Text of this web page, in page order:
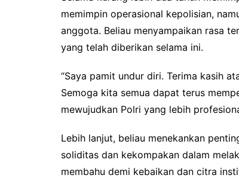
memimpin operasional kepolisian,
anggota. Beliau menyampaikan rasa
yang telah diberikan selama ini.
“Saya pamit undur diri. Terima kasih
Semoga kita semua dapat terus
mewujudkan Polri yang lebih
Lebih lanjut, beliau menekankan
soliditas dan kekompakan dalam
membahu demi kebaikan dan citra